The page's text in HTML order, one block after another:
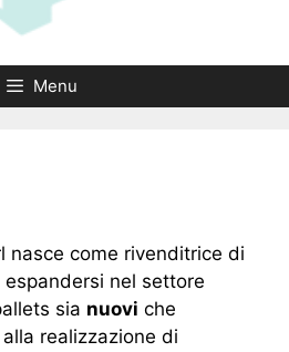
Menu
nasce come rivenditrice di
nel settore
sia nuovi che
realizzazione di